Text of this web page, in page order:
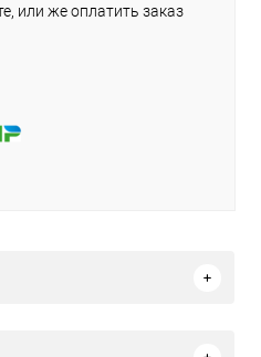
или же оплатить заказ